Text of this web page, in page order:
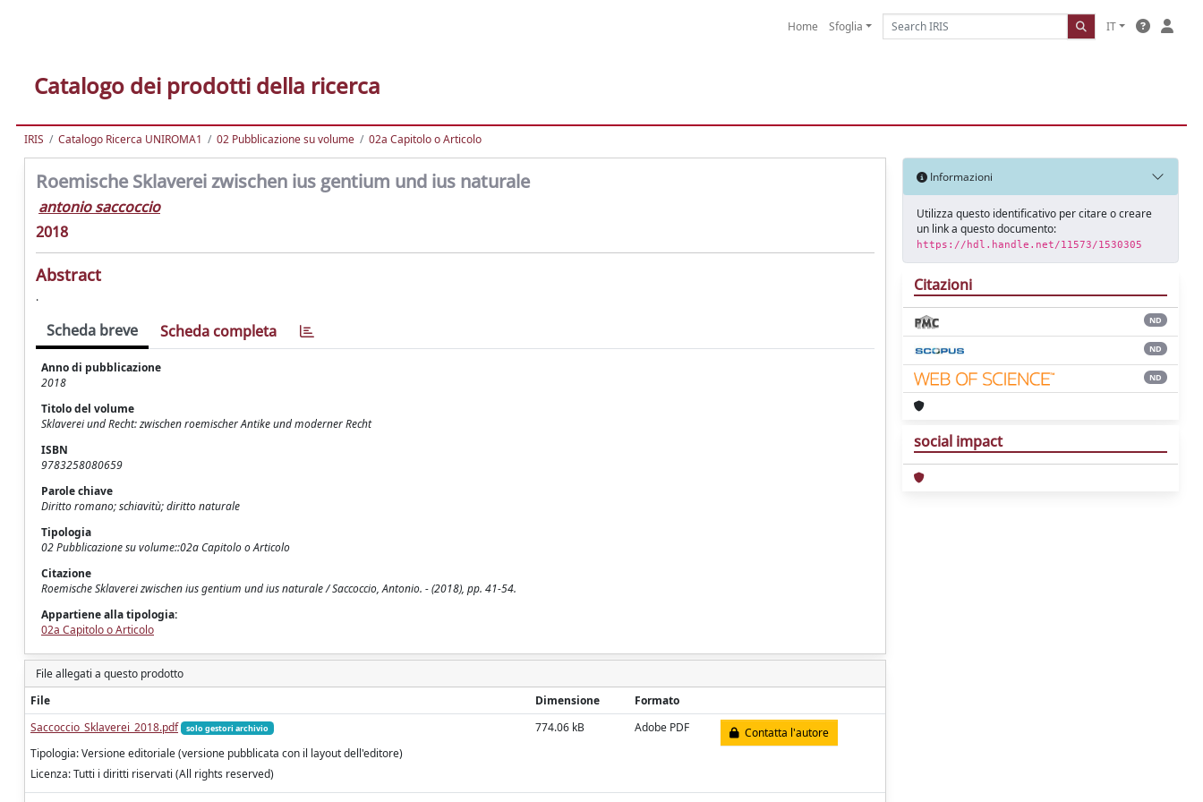
Home Sfoglia IT
Catalogo dei prodotti della ricerca
IRIS Catalogo Ricerca UNIROMA1 02 Pubblicazione su volume 02a Capitolo o Articolo
Roemische Sklaverei zwischen ius gentium und ius naturale
antonio saccoccio
2018
Abstract
.
Scheda breve Scheda completa
Anno di pubblicazione
2018
Titolo del volume
Sklaverei und Recht: zwischen roemischer Antike und moderner Recht
ISBN
9783258080659
Parole chiave
Diritto romano; schiavitù; diritto naturale
Tipologia
02 Pubblicazione su volume::02a Capitolo o Articolo
Citazione
Roemische Sklaverei zwischen ius gentium und ius naturale / Saccoccio, Antonio. - (2018), pp. 41-54.
Appartiene alla tipologia:
02a Capitolo o Articolo
File allegati a questo prodotto
File
Dimensione
Formato
Saccoccio_Sklaverei_2018.pdf
solo gestori archivio
Tipologia: Versione editoriale (versione pubblicata con il layout dell'editore)
Licenza: Tutti i diritti riservati (All rights reserved)
774.06 kB Adobe PDF Contatta l'autore
Informazioni
Utilizza questo identificativo per citare o creare
un link a questo documento:
https://hdl.handle.net/11573/1530305
Citazioni
ND
ND
ND
social impact